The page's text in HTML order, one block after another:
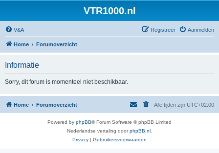
VTR1000.nl
V&A Aanmelden
Registreer
Home Forumoverzicht
Informatie
Sorry, dit forum is momenteel niet beschikbaar.
Home Forumoverzicht Alle tijden zijn UTC+02:00
Powered by phpBB® Forum Software © phpBB Limited
Nederlandse vertaling doorphpBB.nl
Privacy | Gebruikersvoorwaarden